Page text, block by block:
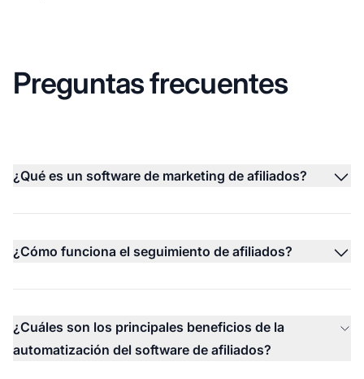
Preguntas frecuentes
¿Qué es un software de marketing de afiliados?
¿Cómo funciona el seguimiento de afiliados?
¿Cuáles son los principales beneficios de la
automatización del software de afiliados?